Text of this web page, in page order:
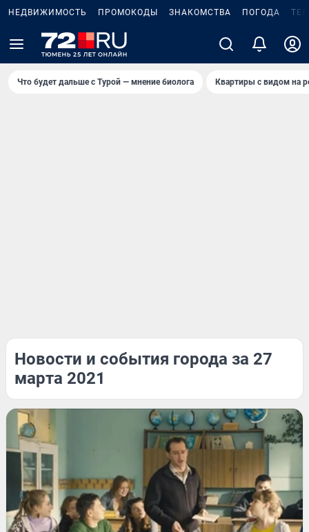
НЕДВИЖИМОСТЬ ПРОМОКОДЫ ЗНАКОМСТВА ПОГОДА
Что будет дальше с Турой — мнение биолога Квартиры с видом на
Новости и события города за 27
марта 2021